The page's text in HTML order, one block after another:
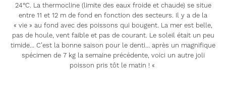
24°C. La thermocline (limite des eaux froide et chaude) se situe
entre 11 et 12 m de fond en fonction des secteurs. Il y a de la
« vie » au fond avec des poissons qui bougent. La mer est belle,
pas de houle, vent faible et pas de courant. Le soleil était un peu
timide… C’est la bonne saison pour le denti… après un magnifique
spécimen de 7 kg la semaine précédente, voici un autre joli
poisson pris tôt le matin ! «